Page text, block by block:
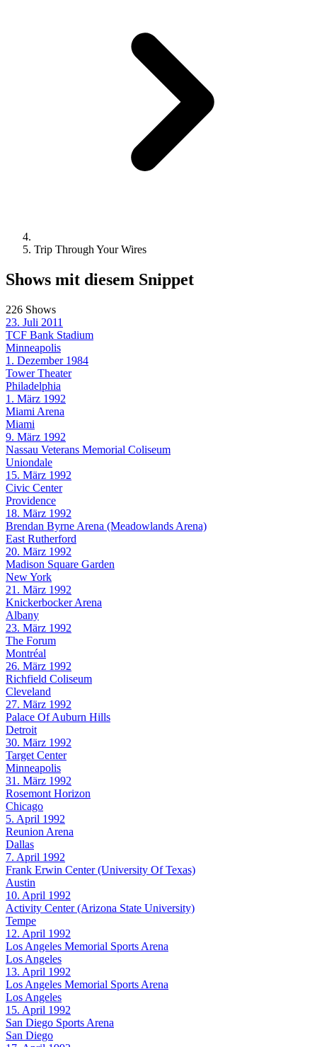
Trip Through Your Wires
Shows mit diesem Snippet
226 Shows
23. Juli 2011
TCF Bank Stadium
Minneapolis
1. Dezember 1984
Tower Theater
Philadelphia
1. März 1992
Miami Arena
Miami
9. März 1992
Nassau Veterans Memorial Coliseum
Uniondale
15. März 1992
Civic Center
Providence
18. März 1992
Brendan Byrne Arena (Meadowlands Arena)
East Rutherford
20. März 1992
Madison Square Garden
New York
21. März 1992
Knickerbocker Arena
Albany
23. März 1992
The Forum
Montréal
26. März 1992
Richfield Coliseum
Cleveland
27. März 1992
Palace Of Auburn Hills
Detroit
30. März 1992
Target Center
Minneapolis
31. März 1992
Rosemont Horizon
Chicago
5. April 1992
Reunion Arena
Dallas
7. April 1992
Frank Erwin Center (University Of Texas)
Austin
10. April 1992
Activity Center (Arizona State University)
Tempe
12. April 1992
Los Angeles Memorial Sports Arena
Los Angeles
13. April 1992
Los Angeles Memorial Sports Arena
Los Angeles
15. April 1992
San Diego Sports Arena
San Diego